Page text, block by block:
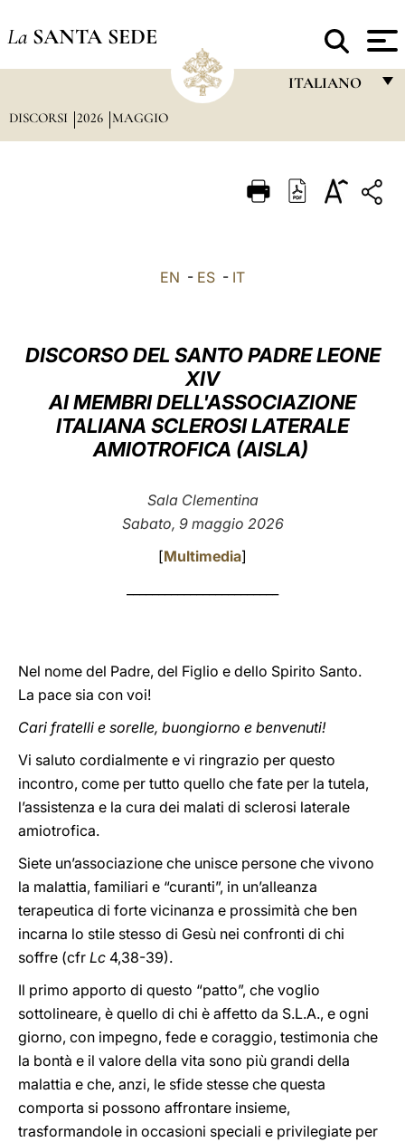
La SANTA SEDE
ITALIANO
ITALIANO
العربيّة
中文
LATINE
DISCORSI 2026 MAGGIO
EN - ES - IT
DISCORSO DEL SANTO PADRE LEONE
XIV
AI MEMBRI DELL'ASSOCIAZIONE
ITALIANA SCLEROSI LATERALE
AMIOTROFICA (AISLA)
Sala Clementina
Sabato, 9 maggio 2026
[Multimedia]
Nel nome del Padre, del Figlio e dello Spirito Santo.
La pace sia con voi!
Cari fratelli e sorelle, buongiorno e benvenuti!
Vi saluto cordialmente e vi ringrazio per questo
incontro, come per tutto quello che fate per la tutela,
l’assistenza e la cura dei malati di sclerosi laterale
amiotrofica.
Siete un’associazione che unisce persone che vivono
la malattia, familiari e “curanti”, in un’alleanza
terapeutica di forte vicinanza e prossimità che ben
incarna lo stile stesso di Gesù nei confronti di chi
soffre (cfr Lc 4,38-39).
Il primo apporto di questo “patto”, che voglio
sottolineare, è quello di chi è affetto da S.L.A., e ogni
giorno, con impegno, fede e coraggio, testimonia che
la bontà e il valore della vita sono più grandi della
malattia e che, anzi, le sfide stesse che questa
comporta si possono affrontare insieme,
trasformandole in occasioni speciali e privilegiate per